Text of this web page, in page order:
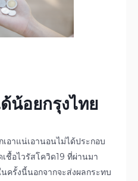
น้อยกรุงไทย
อาแน่เอานอนไม่ได้ประกอบ
ชื้อไวรัสโควิด19 ที่ผ่านมา
ครั้งนี้นอกจากจะส่งผลกระทบ